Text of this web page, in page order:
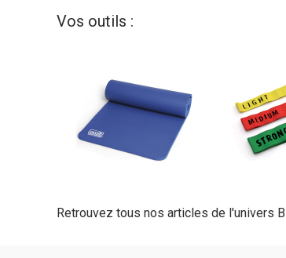
Vos outils :
Retrouvez tous nos articles de l'univers